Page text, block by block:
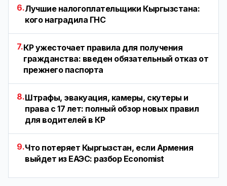
6.Лучшие налогоплательщики Кыргызстана:
кого наградила ГНС
7.КР ужесточает правила для получения
гражданства: введен обязательный отказ от
прежнего паспорта
8.Штрафы, эвакуация, камеры, скутеры и
права с 17 лет: полный обзор новых правил
для водителей в КР
9.Что потеряет Кыргызстан, если Армения
выйдет из ЕАЭС: разбор Economist